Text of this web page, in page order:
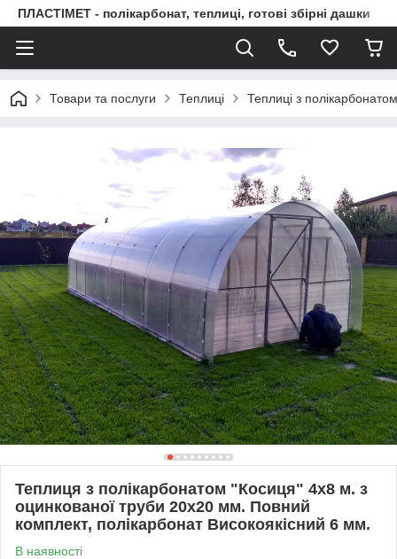
ПЛАСТІМЕТ - полікарбонат, теплиці, готові збірні дашки
Товари та послуги Теплиці Теплиці з полікарбонатом
Теплиця з полікарбонатом "Косиця" 4х8 м. з
оцинкованої труби 20х20 мм. Повний
комплект, полікарбонат Високоякісний 6 мм.
В наявності